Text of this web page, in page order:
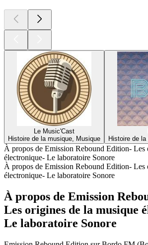
Le Music'Cast
Histoire de la musique, Musique
Histoire de
À propos de Emission Rebound Edition- Les
électronique- Le laboratoire Sonore
À propos de Emission Rebound Edition- Les
électronique- Le laboratoire Sonore
À propos de Emission
Les origines de la musique
Le laboratoire Sonore